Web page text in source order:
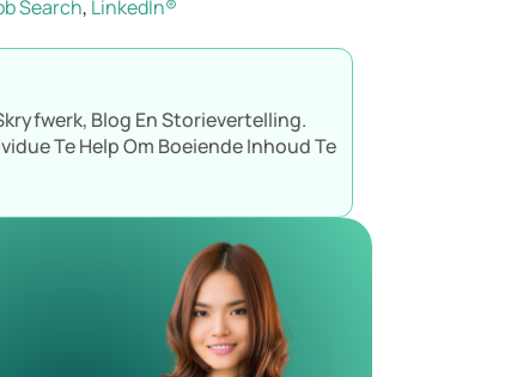
Search, LinkedIn®
Blog En Storievertelling.
Te Help Om Boeiende Inhoud Te